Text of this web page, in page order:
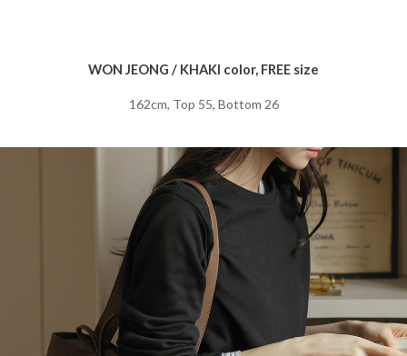
WON JEONG / KHAKI color, FREE size
162cm, Top 55, Bottom 26